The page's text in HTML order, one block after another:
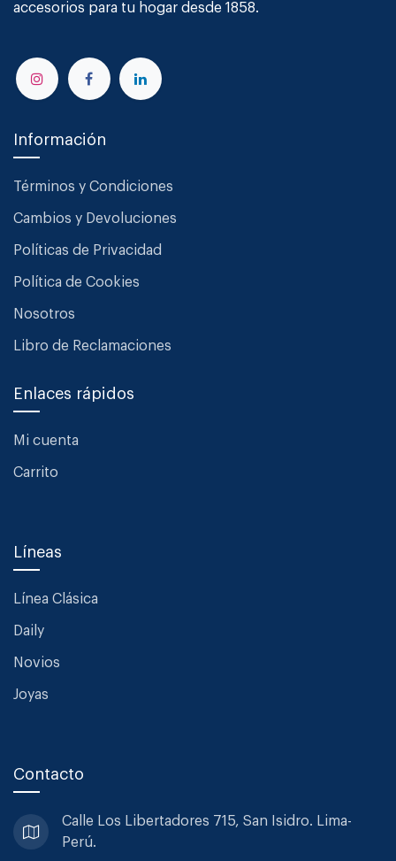
accesorios para tu hogar desde 1858.
Información
Términos y Condiciones
Cambios y Devoluciones
Políticas de Privacidad
Política de Cookies
Nosotros
Libro de Reclamaciones
Enlaces rápidos
Mi cuenta
Carrito
Líneas
Línea Clásica
Daily
Novios
Joyas
Contacto
Calle Los Libertadores 715, San Isidro. Lima-
Perú.